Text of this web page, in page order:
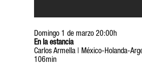
Domingo 1 de marzo 20:00h
En la estancia
Carlos Armella | México-Holanda-
106min